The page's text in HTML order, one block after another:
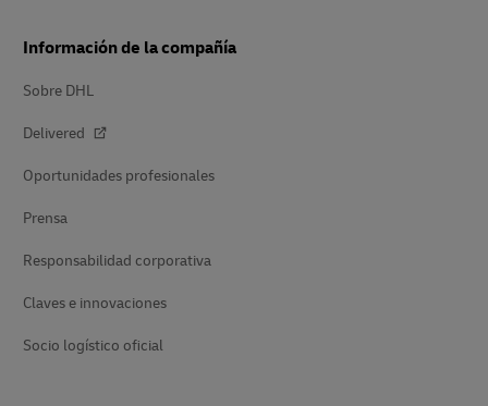
Información de la compañía
Sobre DHL
Delivered
Oportunidades profesionales
Prensa
Responsabilidad corporativa
Claves e innovaciones
Socio logístico oficial